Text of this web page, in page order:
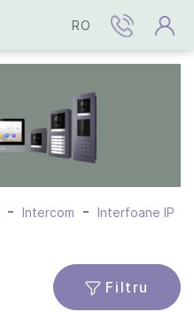
RO
Intercom Interfoane IP
Filtru